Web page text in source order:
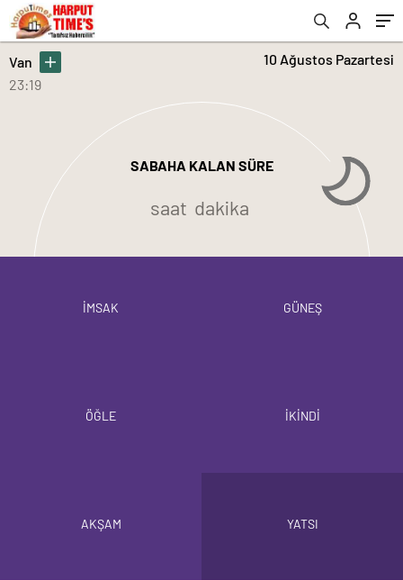
Van
23:19
SABAHA KALAN SÜRE
saat dakika
10 Ağustos Pazartesi
İMSAK GÜNEŞ
ÖĞLE İKİNDİ
AKŞAM YATSI